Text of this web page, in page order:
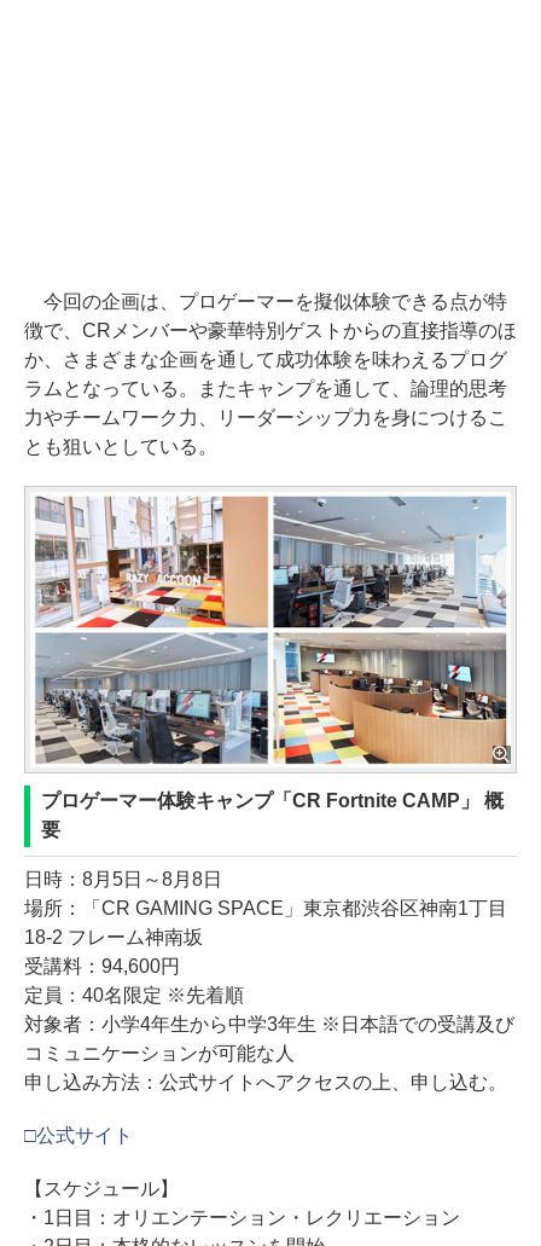
今回の企画は、プロゲーマーを擬似体験できる点が特
徴で、CRメンバーや豪華特別ゲストからの直接指導のほ
か、さまざまな企画を通して成功体験を味わえるプログ
ラムとなっている。またキャンプを通して、論理的思考
力やチームワーク力、リーダーシップ力を身につけるこ
とも狙いとしている。
プロゲーマー体験キャンプ「CR Fortnite CAMP」 概
要
日時：8月5日～8月8日
場所：「CR GAMING SPACE」東京都渋谷区神南1丁目
18-2 フレーム神南坂
受講料：94,600円
定員：40名限定 ※先着順
対象者：小学4年生から中学3年生 ※日本語での受講及び
コミュニケーションが可能な人
申し込み方法：公式サイトへアクセスの上、申し込む。
□公式サイト
【スケジュール】
・1日目：オリエンテーション・レクリエーション